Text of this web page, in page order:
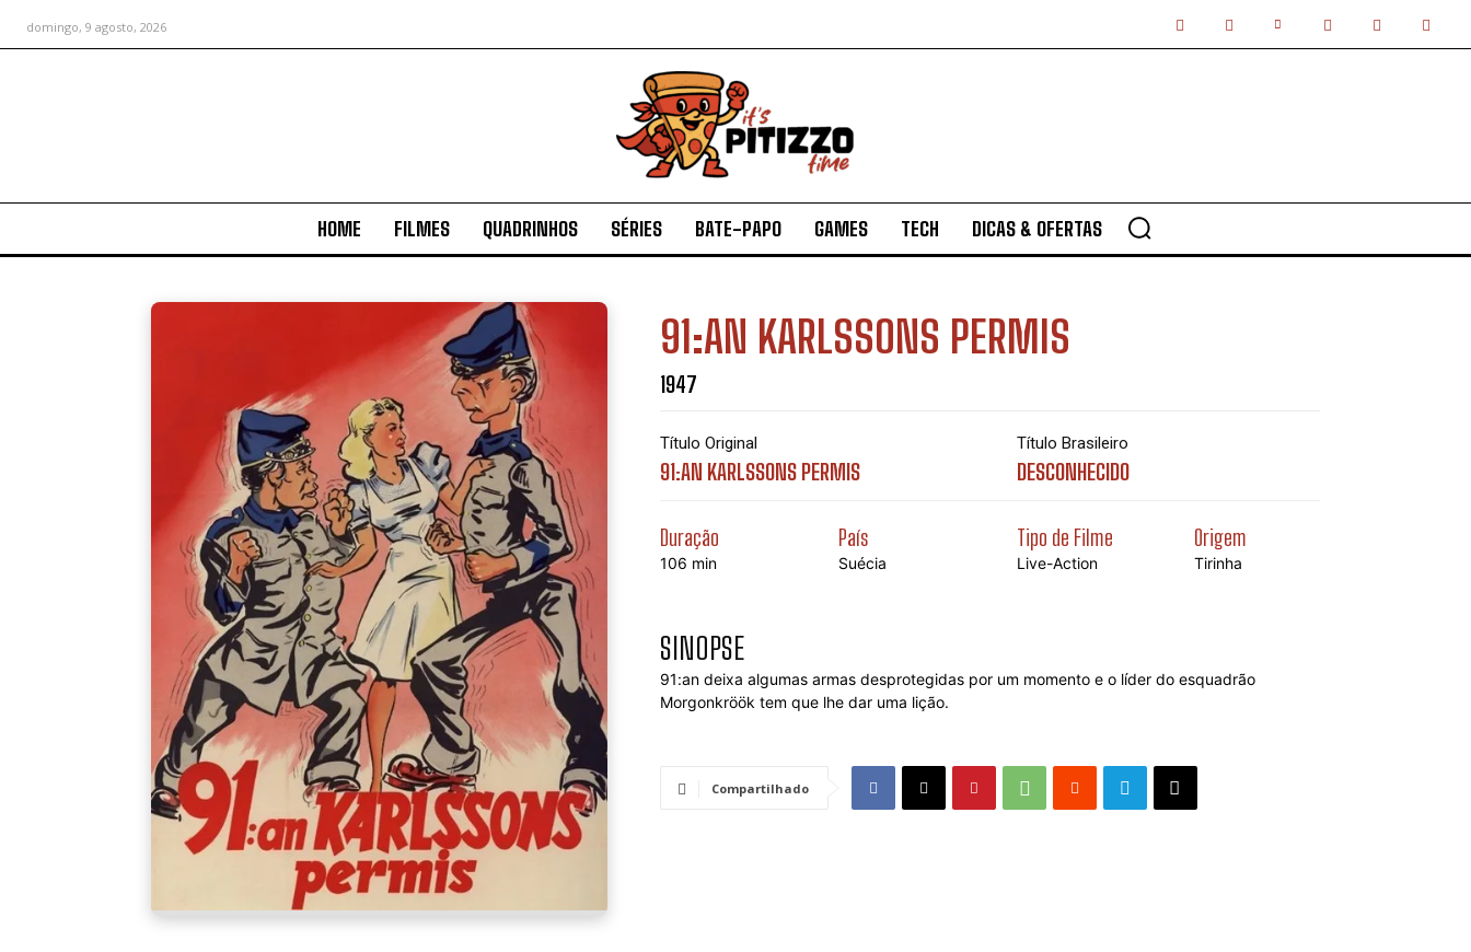
domingo, 9 agosto, 2026
HOME FILMES QUADRINHOS SÉRIES BATE-PAPO GAMES TECH DICAS & OFERTAS
91:AN KARLSSONS PERMIS
1947
Título Original
91:AN KARLSSONS PERMIS
Título Brasileiro
DESCONHECIDO
Duração
106 min
País
Suécia
Tipo de Filme
Live-Action
Origem
Tirinha
SINOPSE
91:an deixa algumas armas desprotegidas por um momento e o líder do esquadrão
Morgonkröök tem que lhe dar uma lição.
Compartilhado